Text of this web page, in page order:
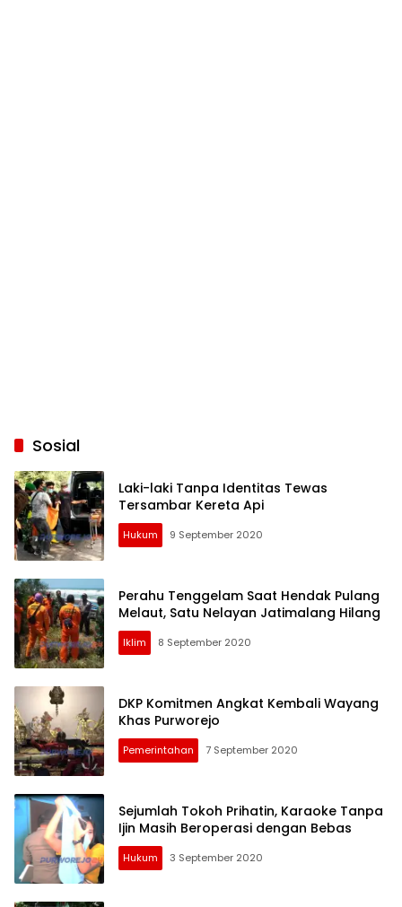
Sosial
Laki-laki Tanpa Identitas Tewas
Tersambar Kereta Api
Hukum 9 September 2020
Perahu Tenggelam Saat Hendak Pulang
Melaut, Satu Nelayan Jatimalang Hilang
Iklim 8 September 2020
DKP Komitmen Angkat Kembali Wayang
Khas Purworejo
Pemerintahan 7 September 2020
Sejumlah Tokoh Prihatin, Karaoke Tanpa
Ijin Masih Beroperasi dengan Bebas
Hukum 3 September 2020